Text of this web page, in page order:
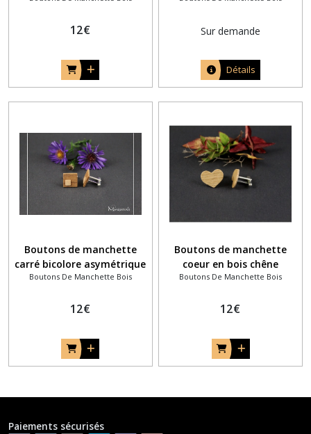
12€ Sur demande
Détails
Boutons de manchette
carré bicolore asymétrique
en bois
Boutons De Manchette Bois
12€
Boutons de manchette
coeur en bois chêne
Boutons De Manchette Bois
12€
Paiements sécurisés